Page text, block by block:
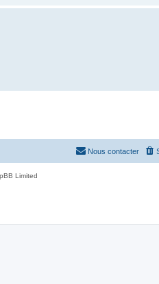
Nous contacter
Limited